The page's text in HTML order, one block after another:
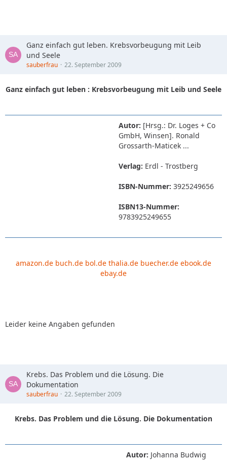
Ganz einfach gut leben. Krebsvorbeugung mit Leib
und Seele
sauberfrau 22. September 2009
Ganz einfach gut leben : Krebsvorbeugung mit Leib und Seele
Autor: [Hrsg.: Dr. Loges + Co
GmbH, Winsen]. Ronald
Grossarth-Maticek ...
Verlag: Erdl - Trostberg
ISBN-Nummer: 3925249656
ISBN13-Nummer:
9783925249655
amazon.de buch.de bol.de thalia.de buecher.de ebook.de
ebay.de
Leider keine Angaben gefunden
Krebs. Das Problem und die Lösung. Die
Dokumentation
sauberfrau 22. September 2009
Krebs. Das Problem und die Lösung. Die Dokumentation
Autor: Johanna Budwig